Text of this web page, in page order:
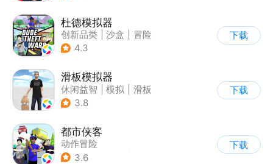
杜德模拟器
创新品类 沙盒
冒险
| 写实
4.3
下载
滑板模拟器
休闲益智 模拟
滑板
| 卡通
3.8
下载
都市侠客
动作冒险
| 第一人称射击
3.6
下载